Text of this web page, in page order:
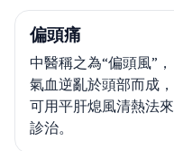
偏頭痛
中醫稱之為“偏頭風”，
氣血逆亂於頭部而成，
可用平肝熄風清熱法來
診治。